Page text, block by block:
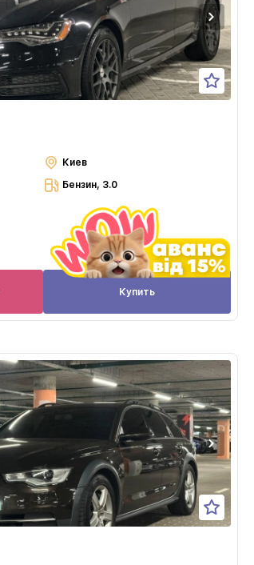
Киев
Бензин, 3.0
Купить